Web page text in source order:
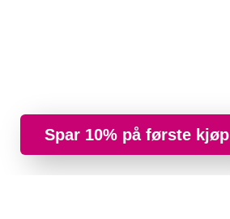
Spar 10% på første kjøp